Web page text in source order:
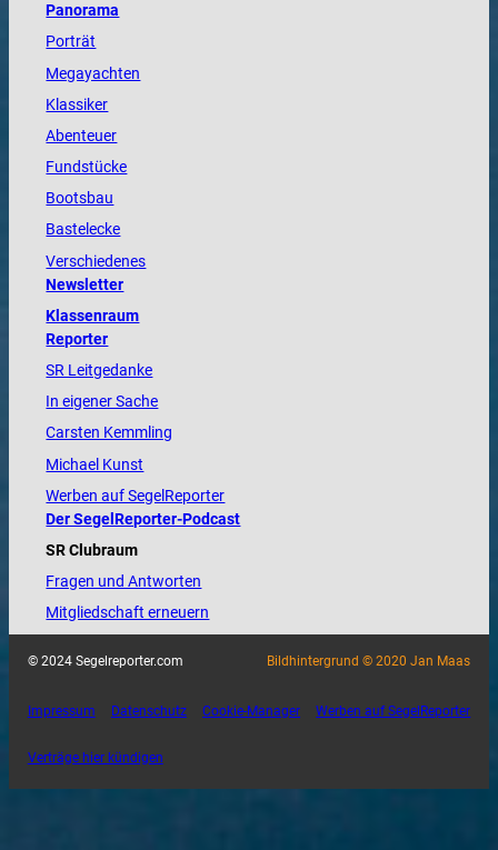
Panorama
Porträt
Megayachten
Klassiker
Abenteuer
Fundstücke
Bootsbau
Bastelecke
Verschiedenes
Newsletter
Klassenraum
Reporter
SR Leitgedanke
In eigener Sache
Carsten Kemmling
Michael Kunst
Werben auf SegelReporter
Der SegelReporter-Podcast
SR Clubraum
Fragen und Antworten
Mitgliedschaft erneuern
© 2024 Segelreporter.com Bildhintergrund © 2020 Jan Maas
Impressum Datenschutz Cookie-Manager Werben auf SegelReporter
Verträge hier kündigen